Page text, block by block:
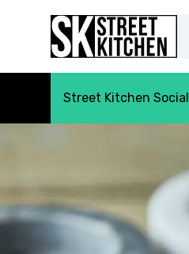
Street Kitchen Social